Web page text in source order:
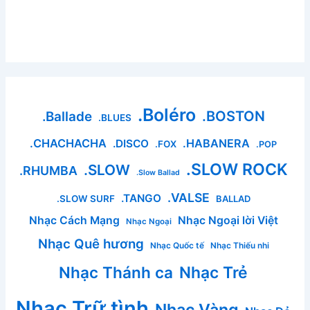
.Ballade .BLUES .Boléro .BOSTON
.CHACHACHA .DISCO .FOX .HABANERA .POP
.RHUMBA .SLOW .Slow Ballad .SLOW ROCK
.SLOW SURF .TANGO .VALSE BALLAD
Nhạc Cách Mạng Nhạc Ngoại Nhạc Ngoại lời Việt
Nhạc Quê hương Nhạc Quốc tế Nhạc Thiếu nhi
Nhạc Thánh ca Nhạc Trẻ